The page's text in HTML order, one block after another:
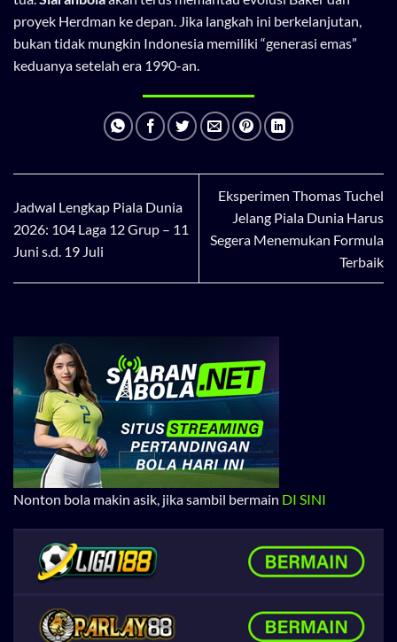
proyek Herdman ke depan. Jika langkah ini berkelanjutan,
bukan tidak mungkin Indonesia memiliki “generasi emas”
keduanya setelah era 1990-an.
Jadwal Lengkap Piala Dunia
2026: 104 Laga 12 Grup – 11
Juni s.d. 19 Juli
Eksperimen Thomas Tuchel
Jelang Piala Dunia Harus
Segera Menemukan Formula
Terbaik
Nonton bola makin asik, jika sambil bermain DI SINI